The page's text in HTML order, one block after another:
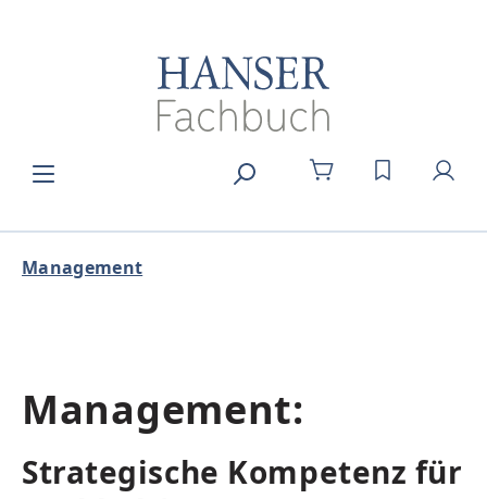
DU HAST 0
Management
Management:
Strategische Kompetenz für